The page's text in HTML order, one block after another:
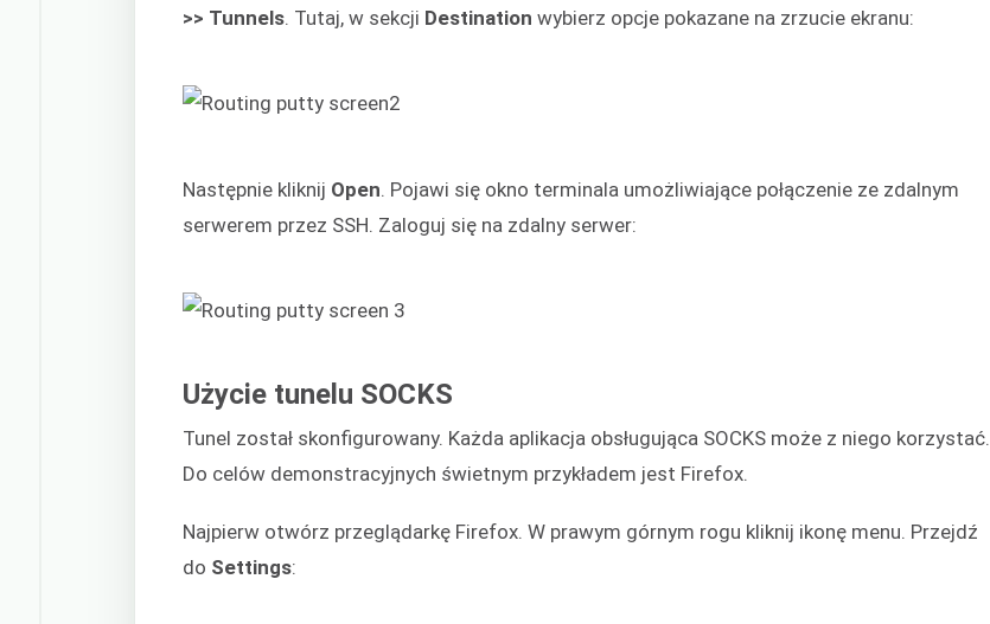
>> Tunnels . Tutaj, w sekcji Destination wybierz opcje pokazane na zrzucie ekranu:
Następnie kliknij Open . Pojawi się okno terminala umożliwiające połączenie ze zdalnym
serwerem przez SSH. Zaloguj się na zdalny serwer:
Użycie tunelu SOCKS
Tunel został skonfigurowany. Każda aplikacja obsługująca SOCKS może z niego korzystać.
Do celów demonstracyjnych świetnym przykładem jest Firefox.
Najpierw otwórz przeglądarkę Firefox. W prawym górnym rogu kliknij ikonę menu. Przejdź
do Settings: